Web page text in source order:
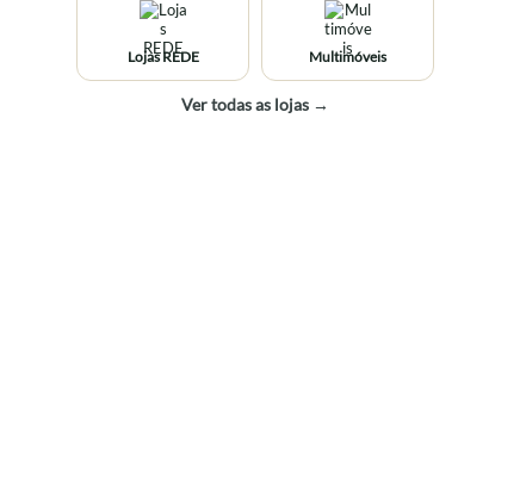
Lojas REDE Multimóveis
Ver todas as lojas →